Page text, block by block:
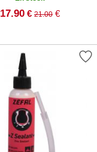
17.90 € 21.00 €